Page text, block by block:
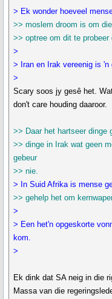
> Ek wonder hoeveel
>> moslem droom is om
>> optree om dit te probeer
>
> Iran en Irak vereenig is 'n
>
Scary soos jy gesê het.
don't care houding daaroor.
>> Daar het hartseer dinge
>> dinge in Irak wat geen
gebeur
>> nie.
> In Suid Afrika is mense
>> gehelp het om
>
> Een het'n opgeskorte
kom.
>
Ek dink dat SA neig in die
Massa van die